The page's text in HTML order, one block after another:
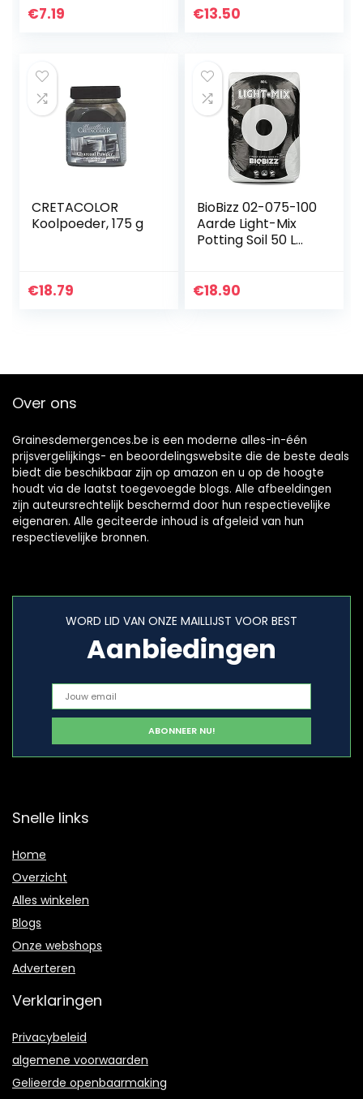
€7.19 €13.50
CRETACOLOR
Koolpoeder, 175 g
€18.79
BioBizz 02-075-100
Aarde Light-Mix
Potting Soil 50 L
€18.90
Over ons
Grainesdemergences.be is een moderne alles-in-één
prijsvergelijkings- en beoordelingswebsite die de beste deals
biedt die beschikbaar zijn op amazon en u op de hoogte
houdt via de laatst toegevoegde blogs. Alle afbeeldingen
zijn auteursrechtelijk beschermd door hun respectievelijke
eigenaren. Alle geciteerde inhoud is afgeleid van hun
respectievelijke bronnen.
WORD LID VAN ONZE MAILLIJST VOOR BEST
Aanbiedingen
Snelle links
Home
Overzicht
Alles winkelen
Blogs
Onze webshops
Adverteren
Verklaringen
Privacybeleid
algemene voorwaarden
Gelieerde openbaarmaking